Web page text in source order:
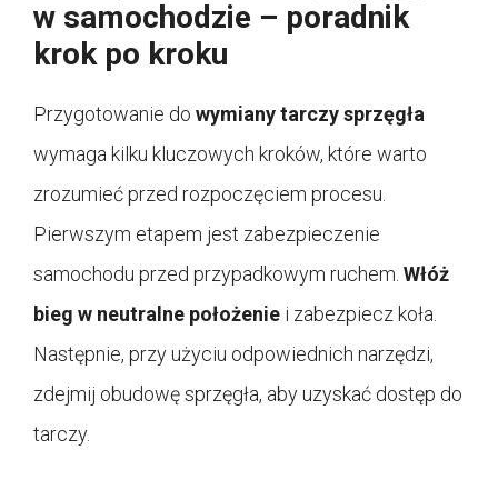
w samochodzie – poradnik
krok po kroku
Przygotowanie do wymiany tarczy sprzęgła
wymaga kilku kluczowych kroków, które warto
zrozumieć przed rozpoczęciem procesu.
Pierwszym etapem jest zabezpieczenie
samochodu przed przypadkowym ruchem. Włóż
bieg w neutralne położenie i zabezpiecz koła.
Następnie, przy użyciu odpowiednich narzędzi,
zdejmij obudowę sprzęgła, aby uzyskać dostęp do
tarczy.